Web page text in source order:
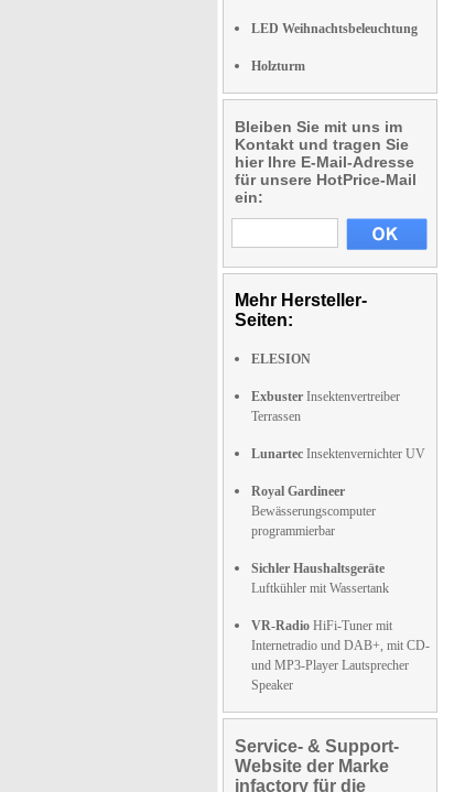
LED Weihnachtsbeleuchtung
Holzturm
Bleiben Sie mit uns im
Kontakt und tragen Sie
hier Ihre E-Mail-Adresse
für unsere HotPrice-Mail
ein:
Mehr Hersteller-
Seiten:
ELESION
Exbuster Insektenvertreiber
Terrassen
Lunartec Insektenvernichter UV
Royal Gardineer
Bewässerungscomputer
programmierbar
Sichler Haushaltsgeräte
Luftkühler mit Wassertank
VR-Radio HiFi-Tuner mit
Internetradio und DAB+, mit CD-
und MP3-Player Lautsprecher
Speaker
Service- & Support-
Website der Marke
infactory für die